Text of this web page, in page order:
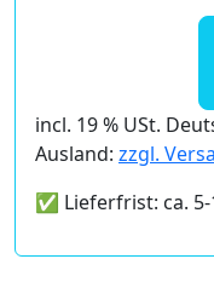
incl. 19 % USt.
Ausland: zzgl.
✅ Lieferfrist: ca. 5-